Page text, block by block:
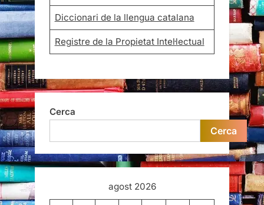
Diccionari de la llengua catalana
Registre de la Propietat Intel·lectual
Cerca
Cerca
agost 2026